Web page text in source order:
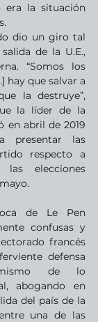
la situación
dio un giro tal
de la U.E.,
“Somos los
hay que salvar a
la destruye”,
la líder de la
en abril de 2019
presentar las
respecto a
elecciones
de Le Pen
confusas y
francés
defensa
de lo
abogando en
del país de la
una de las